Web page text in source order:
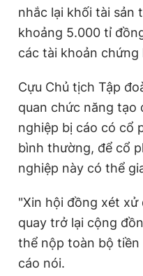
nhắc lại khối tài sản
khoảng 5.000 tỉ
các tài khoản chứng
Cựu Chủ tịch Tập
quan chức năng tạo
nghiệp bị cáo có cổ
bình thường, để cổ
nghiệp này có thể
"Xin hội đồng xét
quay trở lại cộng
thể nộp toàn bộ tiền
cáo nói.